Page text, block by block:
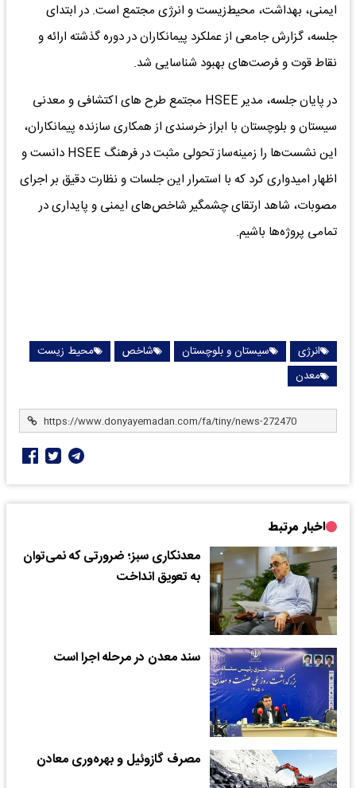
ایمنی، بهداشت، محیط‌زیست و انرژی مجتمع است. در ابتدای
جلسه، گزارش جامعی از عملکرد پیمانکاران در دوره گذشته ارائه و
نقاط قوت و فرصت‌های بهبود شناسایی شد.
در پایان جلسه، مدیر HSEE مجتمع طرح های اکتشافی و معدنی
سیستان و بلوچستان با ابراز خرسندی از همکاری سازنده پیمانکاران،
این نشست‌ها را زمینه‌ساز تحولی مثبت در فرهنگ HSEE دانست و
اظهار امیدواری کرد که با استمرار این جلسات و نظارت دقیق بر اجرای
مصوبات، شاهد ارتقای چشمگیر شاخص‌های ایمنی و پایداری در
تمامی پروژه‌ها باشیم.
انرژی سیستان و بلوچستان شاخص
محیط زیست
معدن
اخبار مرتبط
معدنکاری سبز؛ ضرورتی که نمی‌توان
به تعویق انداخت
سند معدن در مرحله اجرا است
مصرف گازوئیل و بهر‌ه‌وری معادن